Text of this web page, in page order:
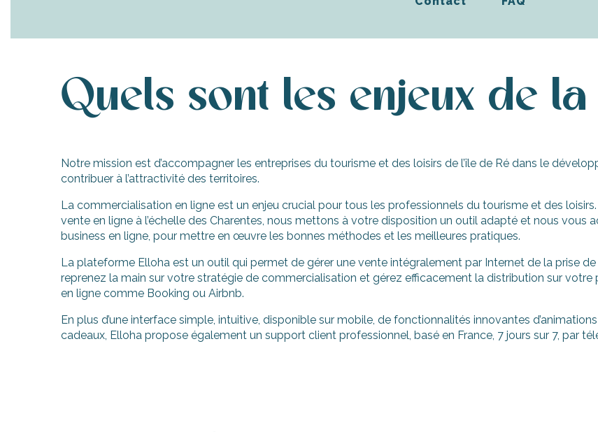
Quels sont les enjeux de
Notre mission est d’accompagner les entreprises du tourisme et des loisirs de l’île de Ré dans le
contribuer à l’attractivité des territoires.
La commercialisation en ligne est un enjeu crucial pour tous les professionnels du tourisme et des
vente en ligne à l’échelle des Charentes, nous mettons à votre disposition un outil adapté et nous
business en ligne, pour mettre en œuvre les bonnes méthodes et les meilleures pratiques.
La plateforme Elloha est un outil qui permet de gérer une vente intégralement par Internet de la prise
reprenez la main sur votre stratégie de commercialisation et gérez efficacement la distribution sur
en ligne comme Booking ou Airbnb.
En plus d’une interface simple, intuitive, disponible sur mobile, de fonctionnalités innovantes
cadeaux, Elloha propose également un support client professionnel, basé en France, 7 jours sur 7, par